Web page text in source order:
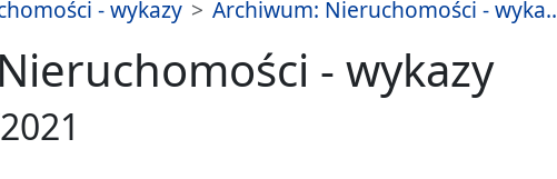
- wykazy Archiwum: Nieruchomości - wyka..
- wykazy